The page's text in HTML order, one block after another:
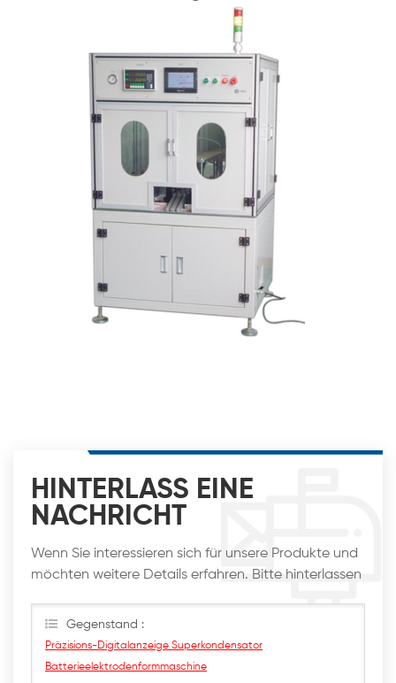
HINTERLASS EINE
NACHRICHT
Wenn Sie interessieren sich für unsere Produkte und
möchten weitere Details erfahren. Bitte hinterlassen
wie möglich antworten
Gegenstand :
Präzisions-Digitalanzeige Superkondensator
Batterieelektrodenformmaschine